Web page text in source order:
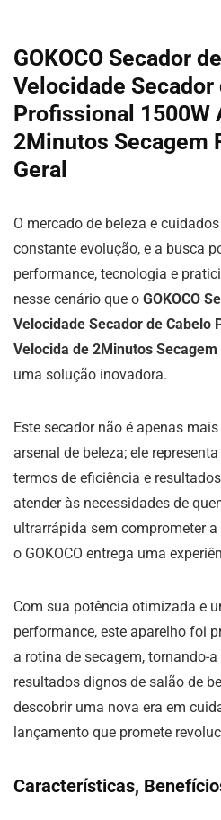
GOKOCO Secador
Velocidade Secador
Profissional 1500W
2Minutos Secagem
Geral
O mercado de beleza e
constante evolução, e a busca
performance, tecnologia e
nesse cenário que o GOKOCO
Velocidade Secador de Cabelo
Velocida de 2Minutos Secagem
uma solução inovadora.
Este secador não é apenas
arsenal de beleza; ele
termos de eficiência e
atender às necessidades de
ultrarrápida sem comprometer
o GOKOCO entrega uma
Com sua potência otimizada e
performance, este aparelho foi
a rotina de secagem, tornando-
resultados dignos de salão de
descobrir uma nova era em
lançamento que promete
Características,